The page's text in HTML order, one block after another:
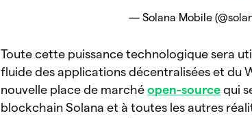
— Solana Mobile
Toute cette puissance technologique sera
fluide des applications décentralisées et du
nouvelle place de marché open-source qui
blockchain Solana et à toutes les autres